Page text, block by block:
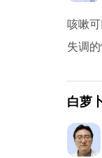
咳嗽
失调
的治
白萝